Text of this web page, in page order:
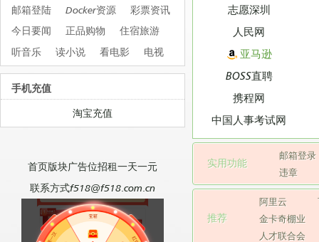
志愿深圳
人民网
亚马逊
BOSS直聘
携程网
中国人事考试网
实用功能
邮箱登录
违章
推荐
阿里云
金卡奇棚业
人才联合会
邮箱登陆 Docker资源
彩票资讯
今日要闻
正品购物
住宿旅游
听音乐
读小说 看电影 电视
手机充值
淘宝充值
首页版块广告位招租一天一元
联系方式f518@f518.com.cn